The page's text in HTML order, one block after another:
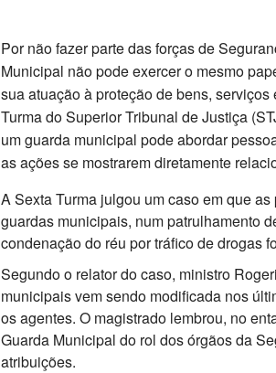
Por não fazer parte das forças de
Municipal não pode exercer o mesmo
sua atuação à proteção de bens,
Turma do Superior Tribunal de Justiça
um guarda municipal pode abordar
as ações se mostrarem diretamente
A Sexta Turma julgou um caso em que
guardas municipais, num patrulhamento
condenação do réu por tráfico de drogas
Segundo o relator do caso, ministro
municipais vem sendo modificada nos
os agentes. O magistrado lembrou, no
Guarda Municipal do rol dos órgãos da
atribuições.